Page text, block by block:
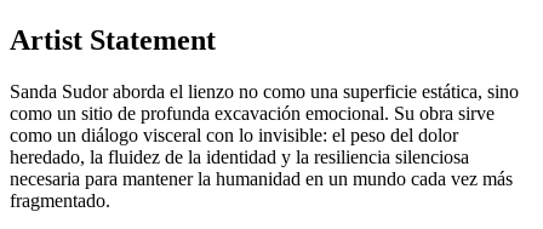
Artist Statement
Sanda Sudor aborda el lienzo no como una superficie estática, sino
como un sitio de profunda excavación emocional. Su obra sirve
como un diálogo visceral con lo invisible: el peso del dolor
heredado, la fluidez de la identidad y la resiliencia silenciosa
necesaria para mantener la humanidad en un mundo cada vez más
fragmentado.